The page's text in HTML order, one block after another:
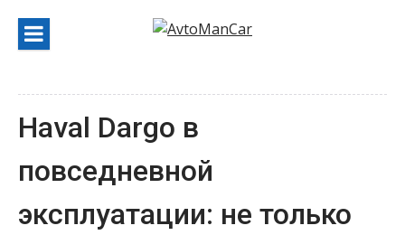
содержанию
Haval Dargo в
повседневной
эксплуатации: не только